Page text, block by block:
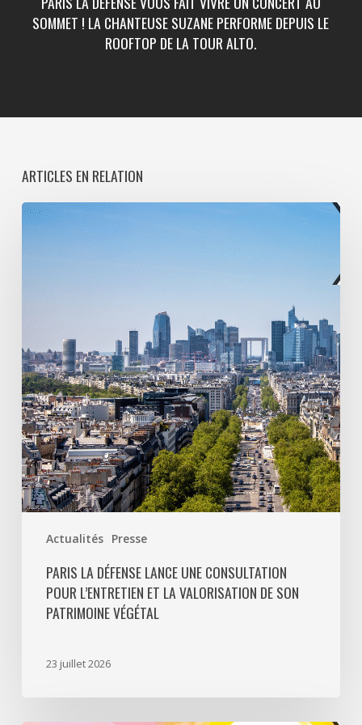
SOMMET ! LA CHANTEUSE SUZANE PERFORME DEPUIS LE
ROOFTOP DE LA TOUR ALTO.
ARTICLES EN RELATION
Actualités Presse
Paris
La
consultation
pour
l’entretien
et
la
valorisation
de
son
patrimoine
végétal
PARIS LA DÉFENSE LANCE UNE CONSULTATION
POUR L’ENTRETIEN ET LA VALORISATION DE SON
PATRIMOINE VÉGÉTAL
23 juillet 2026